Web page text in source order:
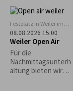
übernehmen“ -
Bettina von
Nottbeck,
Heilpraktikerin,
Körperpsychothera
peutin
Festplatz in Weiler im
Allgäu
08.08.2026 15:00
Weiler Open Air
Für die
Nachmittagsunterh
altung bieten wir